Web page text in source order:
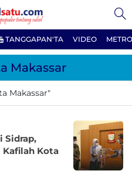
TANGGAPAN'TA VIDEO
Makassar
Makassar"
Sidrap,
Kafilah Kota